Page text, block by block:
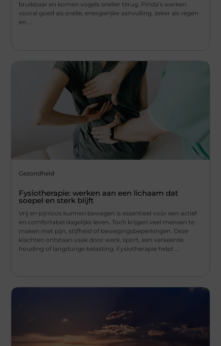
bruikbaar en komen vogels sneller terug. Pinda’s werken
vooral goed als snelle, energierijke aanvulling, zeker als regen
en ...
Gezondheid
Fysiotherapie: werken aan een lichaam dat
soepel en sterk blijft
Vrij en pijnloos kunnen bewegen is essentieel voor een actief
en comfortabel dagelijks leven. Toch krijgen veel mensen te
maken met pijn, stijfheid of bewegingsbeperkingen. Deze
klachten ontstaan vaak door werk, sport, een verkeerde
houding of langdurige belasting. Fysiotherapie helpt ...